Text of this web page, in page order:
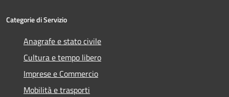
Categorie di Servizio
Anagrafe e stato civile
Cultura e tempo libero
Imprese e Commercio
Mobilità e trasporti